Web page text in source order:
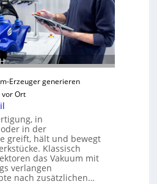
Erzeuger generieren
Ort
in
in der
greift, hält und bewegt
Klassisch
das Vakuum mit
verlangen
nach zusätzlichen…